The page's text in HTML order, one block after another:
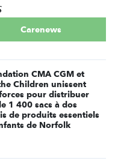
Carenews
CMA CGM et
Children unissent
pour distribuer
1 400 sacs à dos
de produits essentiels
de Norfolk